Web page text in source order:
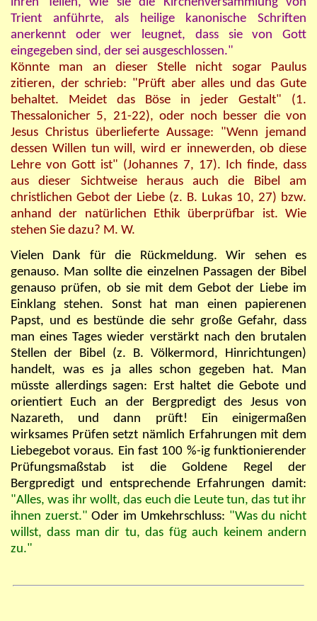
Trient anführte, als heilige kanonische Schriften
anerkennt oder wer leugnet, dass sie von Gott
eingegeben sind, der sei ausgeschlossen."
Könnte man an dieser Stelle nicht sogar Paulus
zitieren, der schrieb: "Prüft aber alles und das Gute
behaltet. Meidet das Böse in jeder Gestalt" (1.
Thessalonicher 5, 21-22), oder noch besser die von
Jesus Christus überlieferte Aussage: "Wenn jemand
dessen Willen tun will, wird er innewerden, ob diese
Lehre von Gott ist" (Johannes 7, 17). Ich finde, dass
aus dieser Sichtweise heraus auch die Bibel am
christlichen Gebot der Liebe (z. B. Lukas 10, 27) bzw.
anhand der natürlichen Ethik überprüfbar ist. Wie
stehen Sie dazu? M. W.
Vielen Dank für die Rückmeldung. Wir sehen es
genauso. Man sollte die einzelnen Passagen der Bibel
genauso prüfen, ob sie mit dem Gebot der Liebe im
Einklang stehen. Sonst hat man einen papierenen
Papst, und es bestünde die sehr große Gefahr, dass
man eines Tages wieder verstärkt nach den brutalen
Stellen der Bibel (z. B. Völkermord, Hinrichtungen)
handelt, was es ja alles schon gegeben hat. Man
müsste allerdings sagen: Erst haltet die Gebote und
orientiert Euch an der Bergpredigt des Jesus von
Nazareth, und dann prüft! Ein einigermaßen
wirksames Prüfen setzt nämlich Erfahrungen mit dem
Liebegebot voraus. Ein fast 100 %-ig funktionierender
Prüfungsmaßstab ist die Goldene Regel der
Bergpredigt und entsprechende Erfahrungen damit:
"Alles, was ihr wollt, das euch die Leute tun, das tut ihr
ihnen zuerst." Oder im Umkehrschluss: "Was du nicht
willst, dass man dir tu, das füg auch keinem andern
zu."